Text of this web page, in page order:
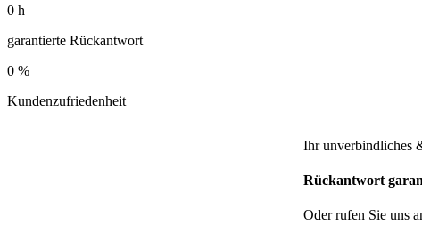
0 h
garantierte Rückantwort
0 %
Kundenzufriedenheit
Ihr unverbindliches
Rückantwort
Oder rufen Sie uns